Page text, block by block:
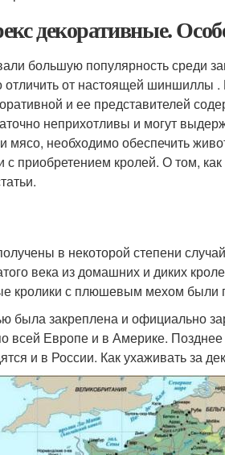
декоративные.
большую популярность среди
отличить от настоящей шиншиллы
и ее представителей
неприхотливы и могут
мясо, необходимо обеспечить
с приобретением кролей. О том,
в некоторой степени
века из домашних и диких
кролики с плюшевым мехом были
была закреплена и официально
всей Европе и в Америке.
и в России. Как ухаживать за